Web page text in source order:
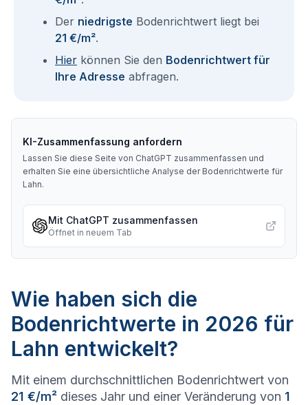
Der niedrigste Bodenrichtwert liegt bei
21 €/m².
Hier können Sie den Bodenrichtwert für
Ihre Adresse abfragen.
KI-Zusammenfassung anfordern
Lassen Sie diese Seite von ChatGPT zusammenfassen und
erhalten Sie eine übersichtliche Analyse der Bodenrichtwerte für
Lahn.
Mit ChatGPT zusammenfassen
Öffnet in neuem Tab
Wie haben sich die
Bodenrichtwerte in 2026 für
Lahn entwickelt?
Mit einem durchschnittlichen Bodenrichtwert von
21 €/m² dieses Jahr und einer Veränderung von 1